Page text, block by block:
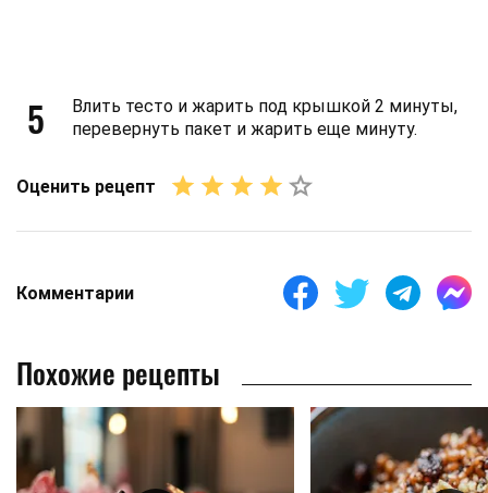
5
Влить тесто и жарить под крышкой 2 минуты,
перевернуть пакет и жарить еще минуту.
Оценить рецепт
Комментарии
Похожие рецепты